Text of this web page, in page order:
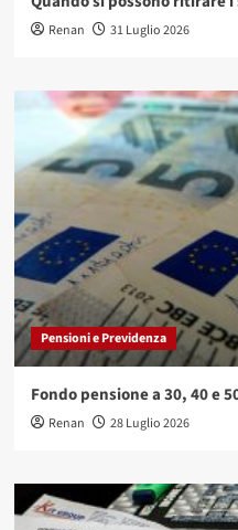
Renan 31 Luglio 2026
Pensioni e Previdenza
Fondo pensione a 30, 40 e
Renan 28 Luglio 2026